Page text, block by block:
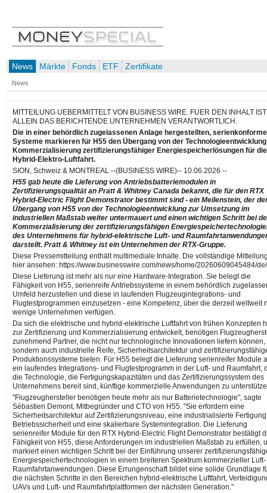
News Märkte Fonds ETF Zertifikate
News
MITTEILUNG UEBERMITTELT VON BUSINESS WIRE. FUER DEN INHALT IST
ALLEIN DAS BERICHTENDE UNTERNEHMEN VERANTWORTLICH.
Die in einer behördlich zugelassenen Anlage hergestellten,
Systeme markieren für H55 den Übergang von der
Kommerzialisierung zertifizierungsfähiger Energiespeicherlösungen für die
Hybrid-Elektro-Luftfahrt.
SION, Schweiz & MONTREAL --(BUSINESS WIRE)-- 10.06.2026 --
H55 gab heute die Lieferung von Antriebsbatteriemodulen in
Zertifizierungsqualität an Pratt & Whitney Canada bekannt, die für den RTX
Hybrid-Electric Flight Demonstrator bestimmt sind - ein Meilenstein, der
Übergang von H55 von der Technologieentwicklung zur Umsetzung im
industriellen Maßstab weiter untermauert und einen wichtigen Schritt bei
Kommerzialisierung der zertifizierungsfähigen
des Unternehmens für hybrid-elektrische Luft- und
darstellt. Pratt & Whitney ist ein Unternehmen der RTX-Gruppe.
Diese Pressemitteilung enthält multimediale Inhalte. Die vollständige
hier ansehen: https://www.businesswire.com/news/home/20260609045484/de/
Diese Lieferung ist mehr als nur eine Hardware-Integration. Sie belegt die
Fähigkeit von H55, serienreife Antriebssysteme in einem behördlich
Umfeld herzustellen und diese in laufenden Flugzeugintegrations- und
Flugtestprogrammen einzusetzen - eine Kompetenz, über die derzeit weltweit
wenige Unternehmen verfügen.
Da sich die elektrische und hybrid-elektrische Luftfahrt von frühen Konzepten
zur Zertifizierung und Kommerzialisierung entwickelt, benötigen
zunehmend Partner, die nicht nur technologische Innovationen liefern können,
sondern auch industrielle Reife, Sicherheitsarchitektur und
Produktionssysteme bieten. Für H55 belegt die Lieferung serienreifer Module
ein laufendes Integrations- und Flugtestprogramm in der Luft- und Raumfahrt,
die Technologie, die Fertigungskapazitäten und das Zertifizierungssystem des
Unternehmens bereit sind, künftige kommerzielle Anwendungen zu
"Flugzeughersteller benötigen heute mehr als nur Batterietechnologie", sagte
Sébastien Demont, Mitbegründer und CTO von H55. "Sie erfordern eine
Sicherheitsarchitektur auf Zertifizierungsniveau, eine industrialisierte
Betriebssicherheit und eine skalierbare Systemintegration. Die Lieferung
serienreifer Module für den RTX Hybrid-Electric Flight Demonstrator bestätigt
Fähigkeit von H55, diese Anforderungen im industriellen Maßstab zu erfüllen,
markiert einen wichtigen Schritt bei der Einführung unserer
Energiespeichertechnologien in einem breiteren Spektrum kommerzieller
Raumfahrtanwendungen. Diese Errungenschaft bildet eine solide Grundlage
die nächsten Schritte in den Bereichen hybrid-elektrische Luftfahrt,
UAVs und Luft- und Raumfahrtplattformen der nächsten Generation."